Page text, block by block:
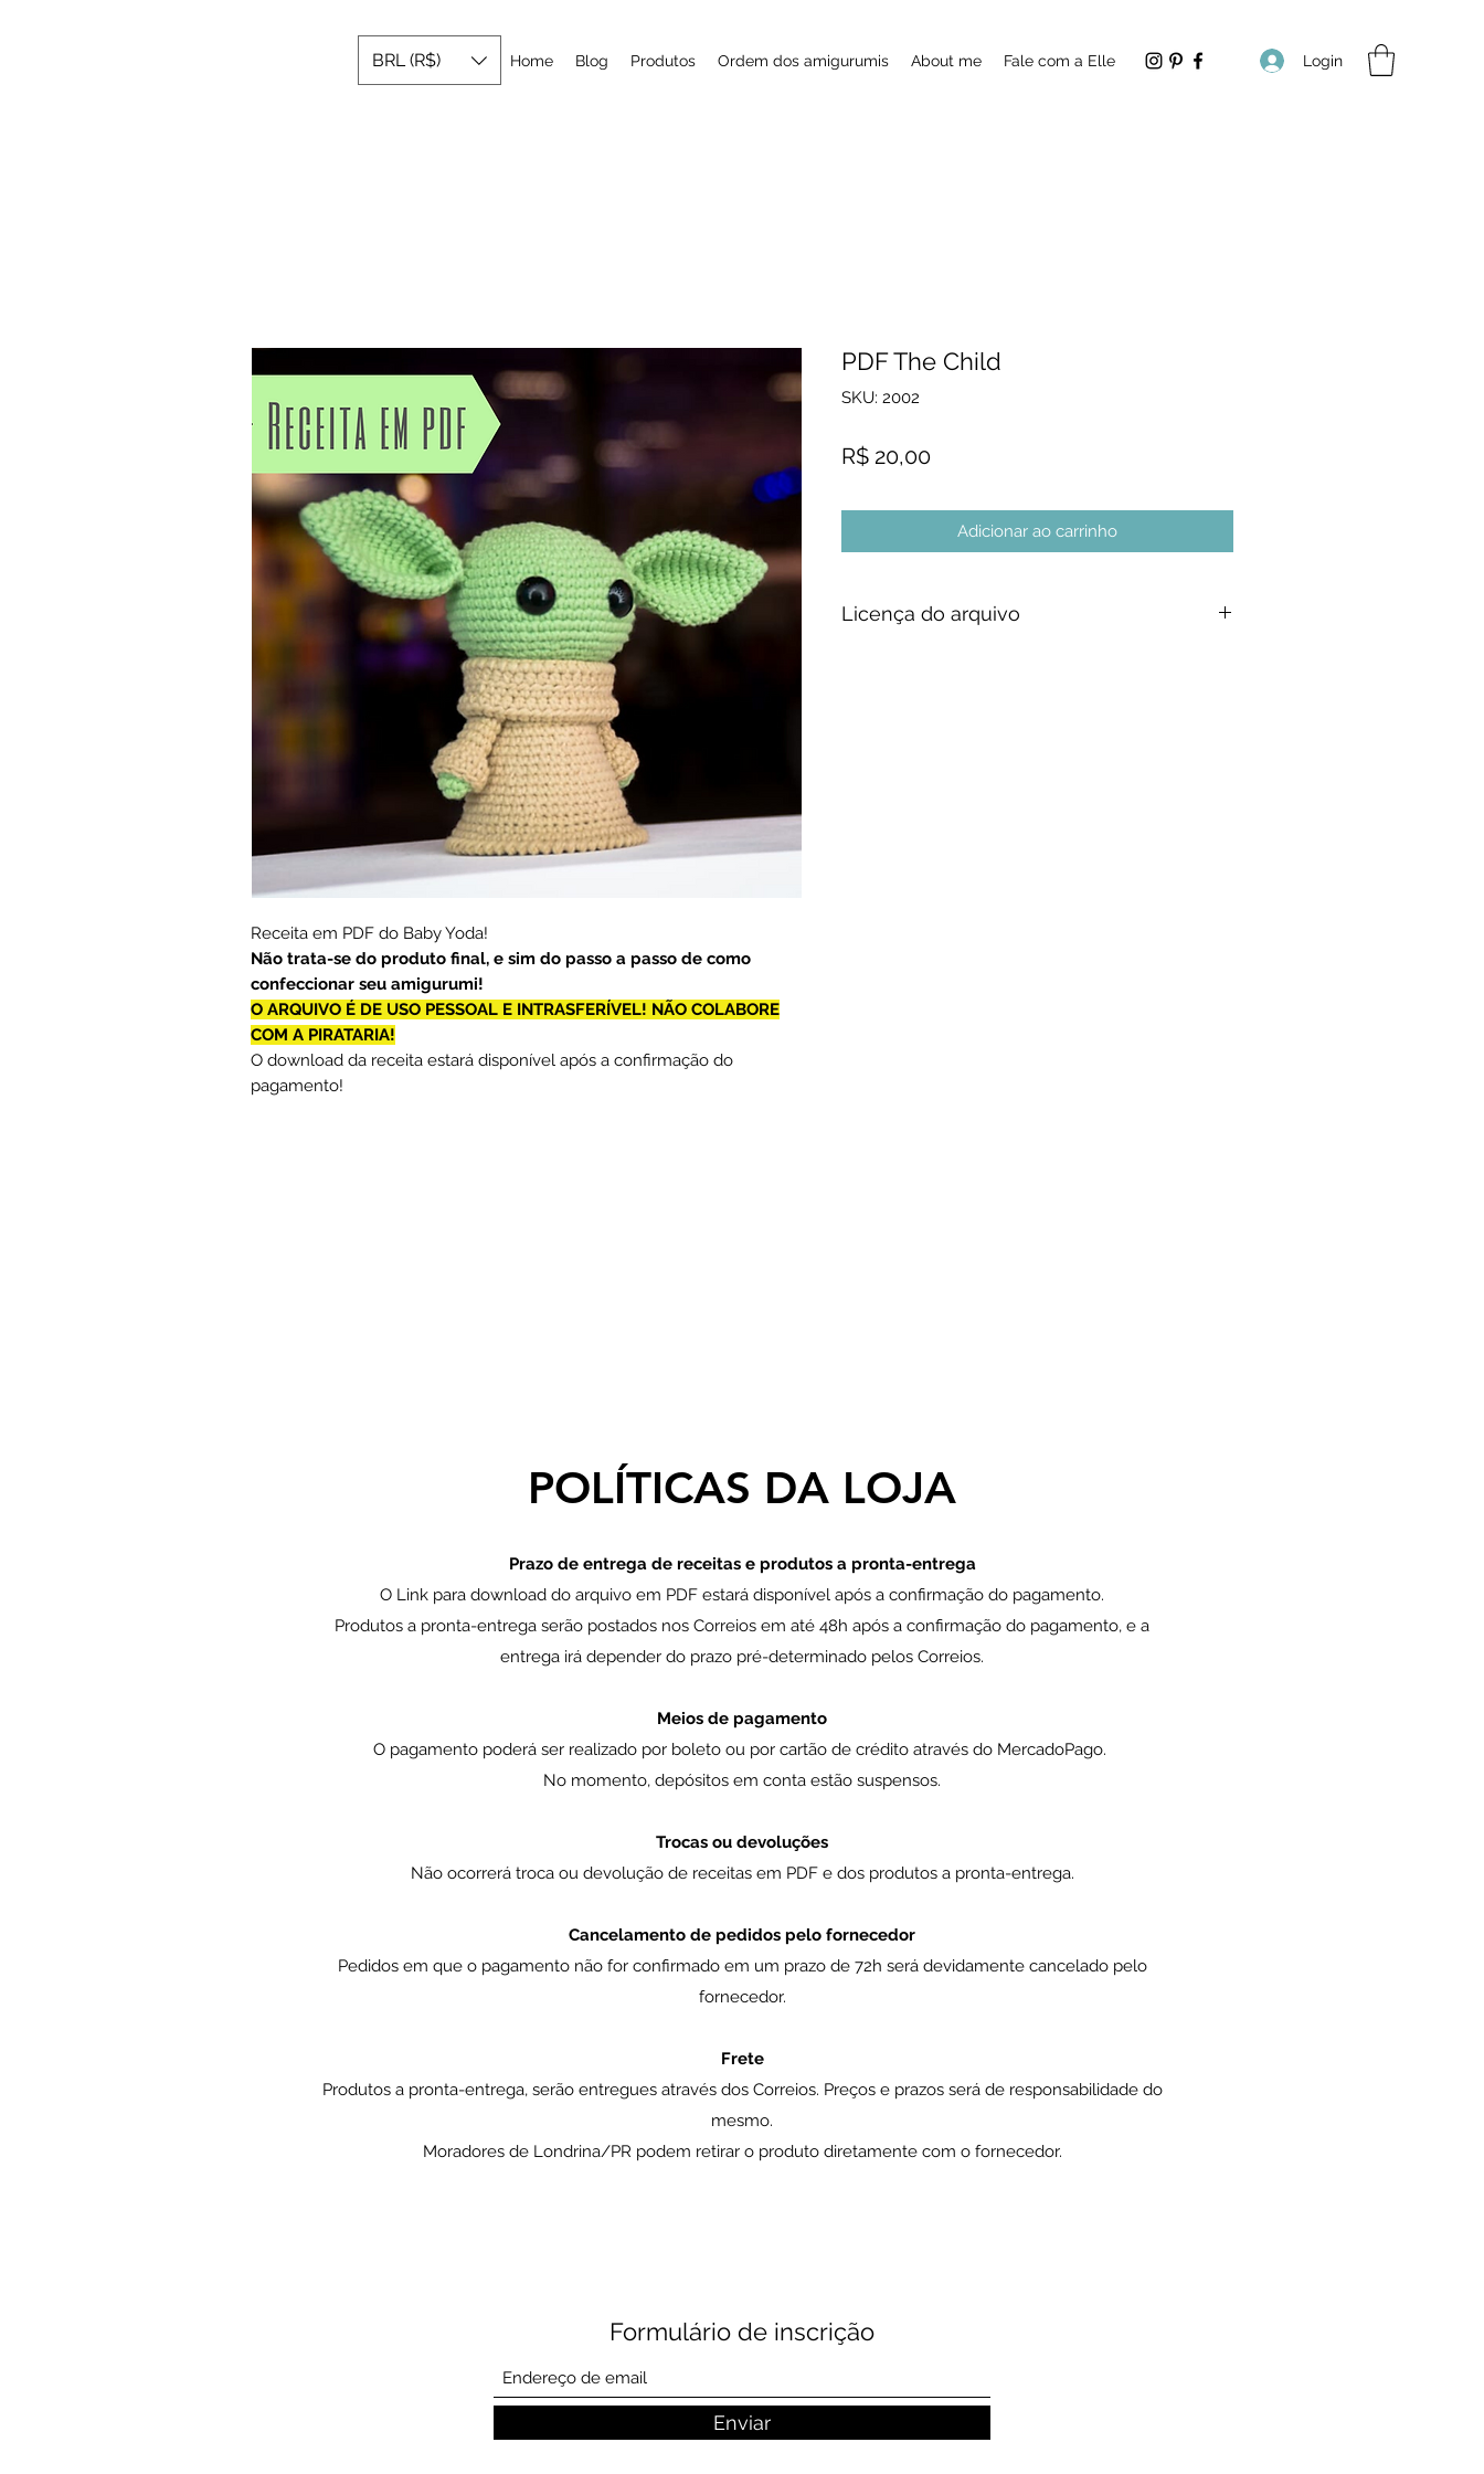
Home Blog Produtos Ordem dos amigurumis About me Fale com a Elle
BRL (R$) Login
Receita em PDF do Baby Yoda!
Não trata-se do produto final, e sim do passo a passo de como
confeccionar seu amigurumi!
O ARQUIVO É DE USO PESSOAL E INTRASFERÍVEL! NÃO COLABORE
COM A PIRATARIA!
O download da receita estará disponível após a confirmação do
pagamento!
PDF The Child
SKU: 2002
R$ 20,00Preço
Adicionar ao carrinho
Licença do arquivo
POLÍTICAS DA LOJA
Prazo de entrega de receitas e produtos a pronta-entrega
O Link para download do arquivo em PDF estará disponível após a confirmação do pagamento.
Produtos a pronta-entrega serão postados nos Correios em até 48h após a confirmação do pagamento, e a
entrega irá depender do prazo pré-determinado pelos Correios.
Meios de pagamento
O pagamento poderá ser realizado por boleto ou por cartão de crédito através do MercadoPago.
No momento, depósitos em conta estão suspensos.
Trocas ou devoluções
Não ocorrerá troca ou devolução de receitas em PDF e dos produtos a pronta-entrega.
Cancelamento de pedidos pelo fornecedor
Pedidos em que o pagamento não for confirmado em um prazo de 72h será devidamente cancelado pelo
fornecedor.
Frete
Produtos a pronta-entrega, serão entregues através dos Correios. Preços e prazos será de responsabilidade do
mesmo.
Moradores de Londrina/PR podem retirar o produto diretamente com o fornecedor.
Formulário de inscrição
Enviar